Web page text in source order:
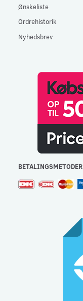
Ønskeliste
Ordrehistorik
Nyhedsbrev
BETALINGSMETODER